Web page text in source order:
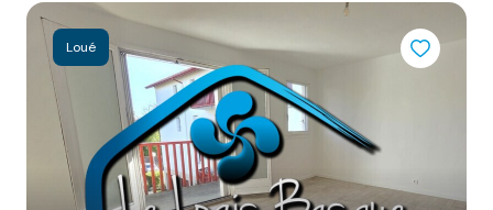
NOS
VILLES
DOSSIER DE
CANDIDATURE
NOS
Loué